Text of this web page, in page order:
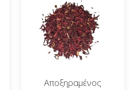
Αποξηραμένος